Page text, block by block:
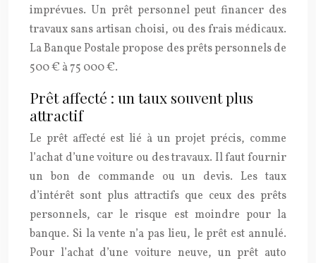
imprévues. Un prêt personnel peut financer des
travaux sans artisan choisi, ou des frais médicaux.
La Banque Postale propose des prêts personnels de
500 € à 75 000 €.
Prêt affecté : un taux souvent plus
attractif
Le prêt affecté est lié à un projet précis, comme
l’achat d’une voiture ou des travaux. Il faut fournir
un bon de commande ou un devis. Les taux
d’intérêt sont plus attractifs que ceux des prêts
personnels, car le risque est moindre pour la
banque. Si la vente n’a pas lieu, le prêt est annulé.
Pour l’achat d’une voiture neuve, un prêt auto